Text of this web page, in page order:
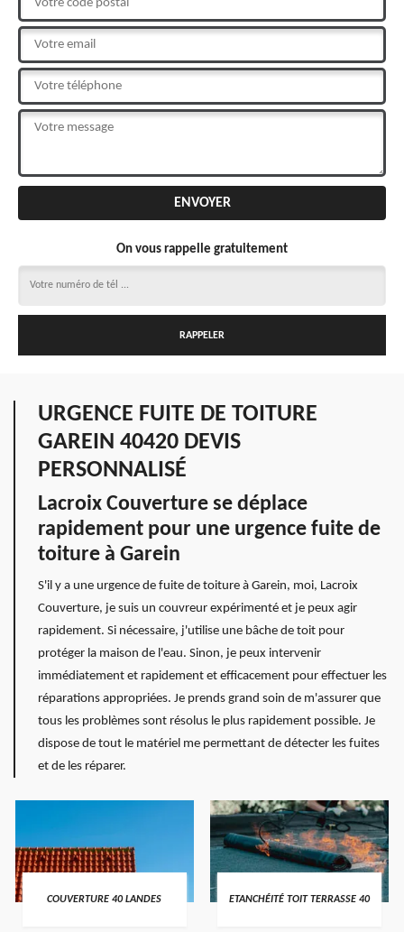
On vous rappelle gratuitement
URGENCE FUITE DE TOITURE
GAREIN 40420 DEVIS
PERSONNALISÉ
Lacroix Couverture se déplace
rapidement pour une urgence fuite de
toiture à Garein
S'il y a une urgence de fuite de toiture à Garein, moi, Lacroix
Couverture, je suis un couvreur expérimenté et je peux agir
rapidement. Si nécessaire, j'utilise une bâche de toit pour
protéger la maison de l'eau. Sinon, je peux intervenir
immédiatement et rapidement et efficacement pour effectuer les
réparations appropriées. Je prends grand soin de m'assurer que
tous les problèmes sont résolus le plus rapidement possible. Je
dispose de tout le matériel me permettant de détecter les fuites
et de les réparer.
COUVERTURE 40 LANDES ETANCHÉITÉ TOIT TERRASSE 40